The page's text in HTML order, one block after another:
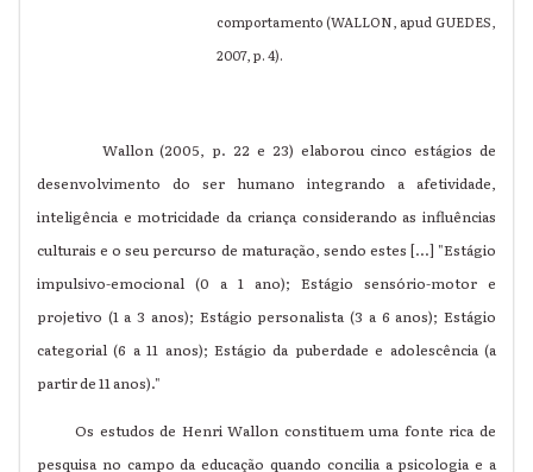
comportamento (WALLON, apud GUEDES,
2007, p. 4).
Wallon (2005, p. 22 e 23) elaborou cinco estágios de
desenvolvimento do ser humano integrando a afetividade,
inteligência e motricidade da criança considerando as influências
culturais e o seu percurso de maturação, sendo estes [...] "Estágio
impulsivo-emocional (0 a 1 ano); Estágio sensório-motor e
projetivo (1 a 3 anos); Estágio personalista (3 a 6 anos); Estágio
categorial (6 a 11 anos); Estágio da puberdade e adolescência (a
partir de 11 anos)."
Os estudos de Henri Wallon constituem uma fonte rica de
pesquisa no campo da educação quando concilia a psicologia e a